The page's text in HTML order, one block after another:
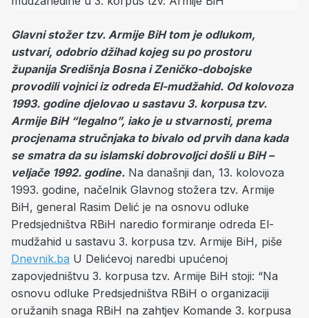
Glavni stožer tzv. Armije BiH tom je odlukom,
ustvari, odobrio džihad kojeg su po prostoru
županija Središnja Bosna i Zeničko-dobojske
provodili vojnici iz odreda El-mudžahid. Od kolovoza
1993. godine djelovao u sastavu 3. korpusa tzv.
Armije BiH “legalno”, iako je u stvarnosti, prema
procjenama stručnjaka to bivalo od prvih dana kada
se smatra da su islamski dobrovoljci došli u BiH –
veljače 1992. godine. Na današnji dan, 13. kolovoza
1993. godine, načelnik Glavnog stožera tzv. Armije
BiH, general Rasim Delić je na osnovu odluke
Predsjedništva RBiH naredio formiranje odreda El-
mudžahid u sastavu 3. korpusa tzv. Armije BiH, piše
Dnevnik.ba U Delićevoj naredbi upućenoj
zapovjedništvu 3. korpusa tzv. Armije BiH stoji: “Na
osnovu odluke Predsjedništva RBiH o organizaciji
oružanih snaga RBiH na zahtjev Komande 3. korpusa